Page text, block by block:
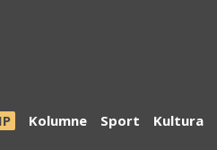
Kolumne Sport Kultura